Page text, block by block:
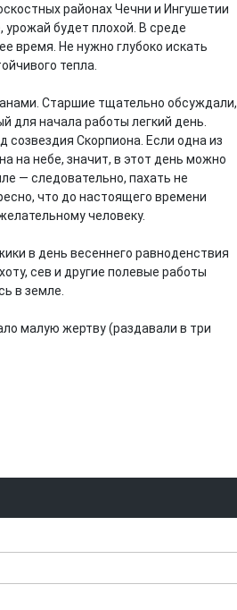
районах Чечни и Ингушетии
урожай будет плохой. В среде
время. Не нужно глубоко искать
тепла.
Старшие тщательно обсуждали,
для начала работы легкий день.
созвездия Скорпиона. Если одна из
на небе, значит, в этот день можно
— следовательно, пахать не
что до настоящего времени
человеку.
в день весеннего равноденствия
сев и другие полевые работы
в земле.
малую жертву (раздавали в три
ли вы
Нужна ли "хартия
ответственного
блогера"?